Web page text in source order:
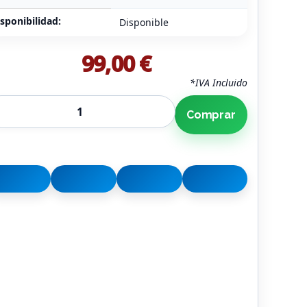
Disponible
99,00 €
*IVA Incluido
Comprar